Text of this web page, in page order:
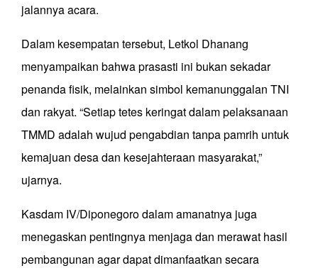
jalannya acara.
Dalam kesempatan tersebut, Letkol Dhanang
menyampaikan bahwa prasasti ini bukan sekadar
penanda fisik, melainkan simbol kemanunggalan TNI
dan rakyat. “Setiap tetes keringat dalam pelaksanaan
TMMD adalah wujud pengabdian tanpa pamrih untuk
kemajuan desa dan kesejahteraan masyarakat,”
ujarnya.
Kasdam IV/Diponegoro dalam amanatnya juga
menegaskan pentingnya menjaga dan merawat hasil
pembangunan agar dapat dimanfaatkan secara